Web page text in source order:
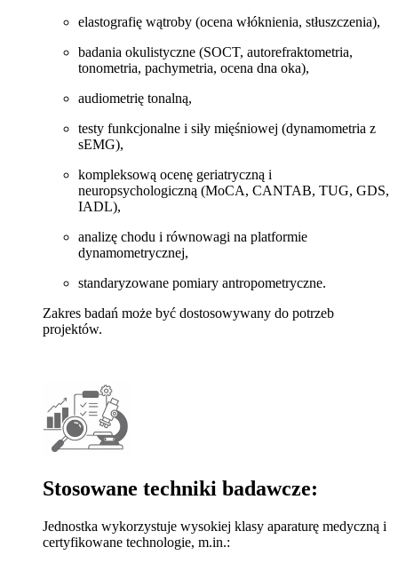
elastografię wątroby (ocena włóknienia, stłuszczenia),
badania okulistyczne (SOCT, autorefraktometria,
tonometria, pachymetria, ocena dna oka),
audiometrię tonalną,
testy funkcjonalne i siły mięśniowej (dynamometria z
sEMG),
kompleksową ocenę geriatryczną i
neuropsychologiczną (MoCA, CANTAB, TUG, GDS,
IADL),
analizę chodu i równowagi na platformie
dynamometrycznej,
standaryzowane pomiary antropometryczne.
Zakres badań może być dostosowywany do potrzeb
projektów.
Stosowane techniki badawcze:
Jednostka wykorzystuje wysokiej klasy aparaturę medyczną i
certyfikowane technologie, m.in.: